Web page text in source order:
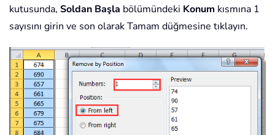
kutusunda, Soldan Başla bölümündeki Konum kısmına 1
sayısını girin ve son olarak Tamam düğmesine tıklayın.